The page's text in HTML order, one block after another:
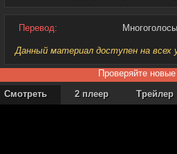
Перевод:
Данный материал доступен на всех
Проверяйте
Смотреть
2 плеер Трейлер